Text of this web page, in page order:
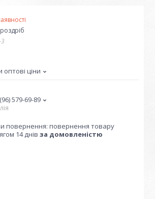
ціни
579-69-89
повернення товару
14 днів за домовленістю